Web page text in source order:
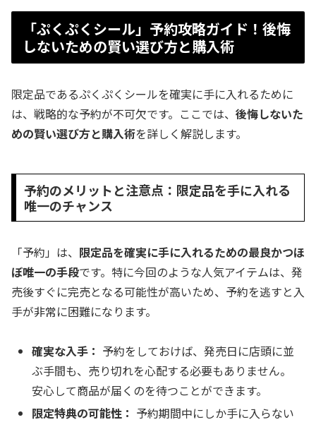
「ぷくぷくシール」予約攻略ガイド！後悔
しないための賢い選び方と購入術
限定品であるぷくぷくシールを確実に手に入れるために
は、戦略的な予約が不可欠です。ここでは、 後悔しないた
めの賢い選び方と購入術を詳しく解説します。
予約のメリットと注意点：限定品を手に入れる
唯一のチャンス
「予約」は、 限定品を確実に手に入れるための最良かつほ
ぼ唯一の手段です。特に今回のような人気アイテムは、発
売後すぐに完売となる可能性が高いため、予約を逃すと入
手が非常に困難になります。
確実な入手： 予約をしておけば、発売日に店頭に並
ぶ手間も、売り切れを心配する必要もありません。
安心して商品が届くのを待つことができます。
限定特典の可能性： 予約期間中にしか手に入らない